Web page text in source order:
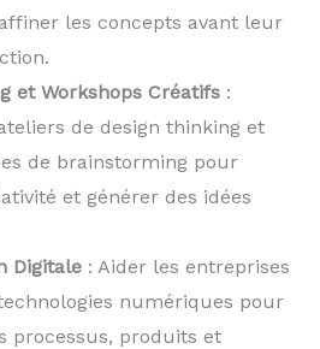
les concepts avant leur
et Workshops Créatifs :
de design thinking et
de brainstorming pour
et générer des idées
Digitale : Aider les entreprises
numériques pour
processus, produits et